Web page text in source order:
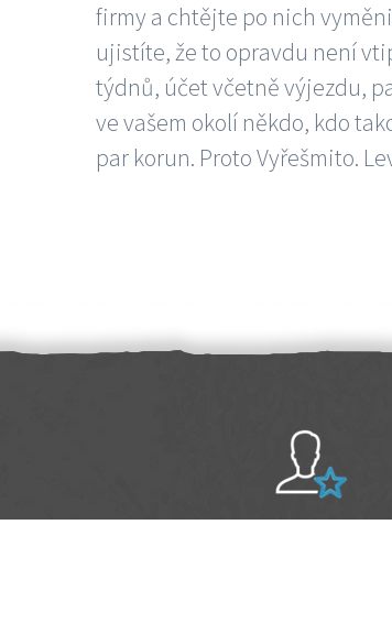
firmy a chtějte po nich
ujistíte, že to opravdu není
týdnů, účet včetně výjezdu,
ve vašem okolí někdo, kdo
par korun. Proto Vyřešmito.